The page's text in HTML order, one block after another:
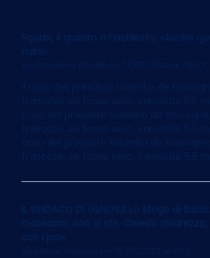
Sgarbi, il quadro e l’inchiesta: «Anche
nulla»
on 13/05/2024 at 06:07
Il caso del presunto Valentin de
francese: se fosse vero, varrebbe 5,5
caso del presunto Valentin de
francese: se fosse vero, varrebbe 5,5
caso del presunto Valentin de
francese: se fosse vero, varrebbe 5,5
IL SINDACO DI GENOVA Lo sfogo di
massacro, non ci sto. Chiedo
con i pm»
Marco Imarisio on 13/05/2024 at 06:07